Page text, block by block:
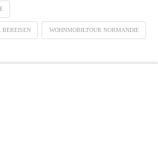
WOHNMOBILTOUR NORMANDIE